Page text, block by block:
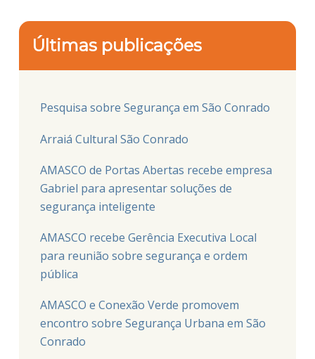
Últimas publicações
Pesquisa sobre Segurança em São Conrado
Arraiá Cultural São Conrado
AMASCO de Portas Abertas recebe empresa
Gabriel para apresentar soluções de
segurança inteligente
AMASCO recebe Gerência Executiva Local
para reunião sobre segurança e ordem
pública
AMASCO e Conexão Verde promovem
encontro sobre Segurança Urbana em São
Conrado